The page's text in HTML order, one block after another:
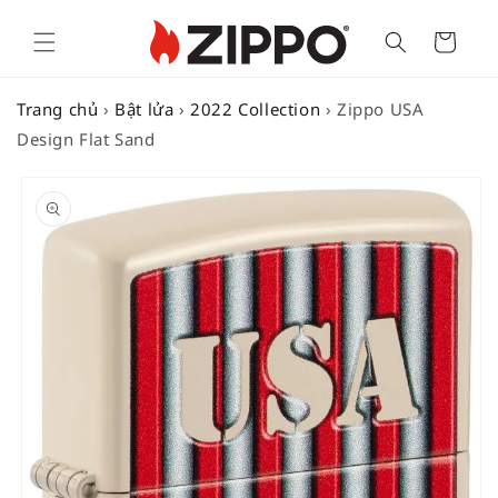
Cart
Trang chủ › Bật lửa ›2022 Collection ›Zippo USA
Design Flat Sand
PRODUCT
INFORMATION